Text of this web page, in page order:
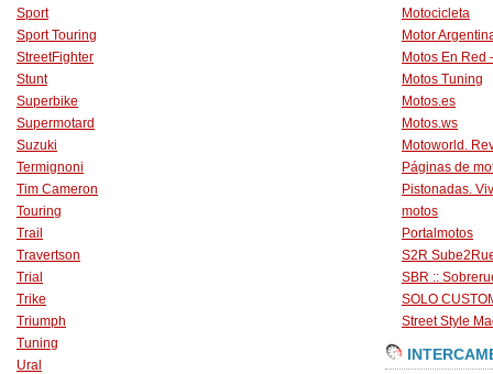
Sport
Sport Touring
StreetFighter
Stunt
Superbike
Supermotard
Suzuki
Termignoni
Tim Cameron
Touring
Trail
Travertson
Trial
Trike
Triumph
Tuning
Ural
Motocicleta
Motor
Motos En Red
Motos Tuning
Motos.es
Motos.ws
Motoworld.
Páginas de
Pistonadas.
motos
Portalmotos
S2R
SBR ::
SOLO
Street Style